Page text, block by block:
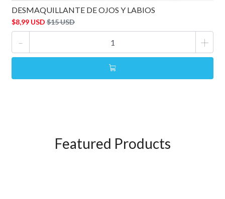
DESMAQUILLANTE DE OJOS Y LABIOS
$8,99 USD $15 USD
- +
Featured Products